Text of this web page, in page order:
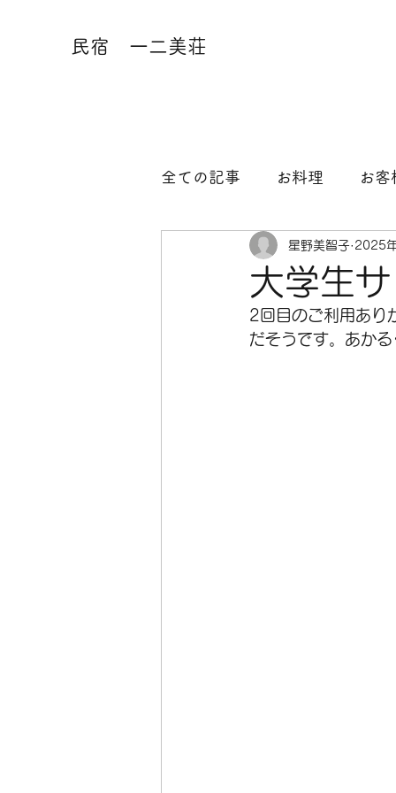
民宿 一二美荘
全ての記事 お料理 お客
大学生
星野美智子 2025
2回目のご利用あり
だそうです。あか